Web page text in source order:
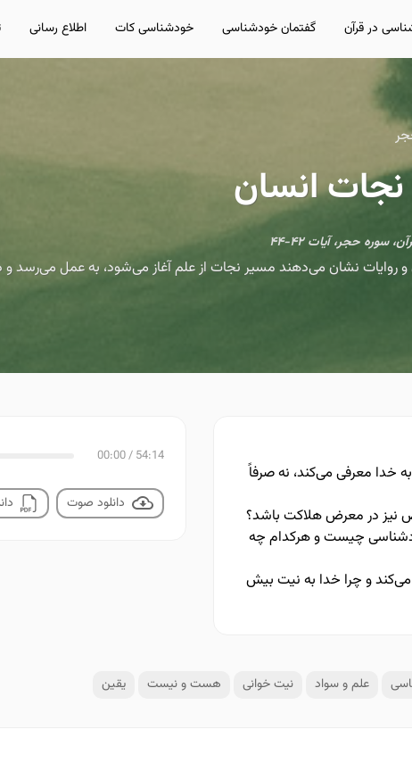
در قرآن گفتمان خودشناسی خودشناسی کات اطلاع رسانی
نجات انسان
روایات نشان می‌دهند مسیر نجات از علم آغاز می‌شود، به عمل
خدا معرفی می‌کند، نه صرفاً
نیز در معرض هلاکت باشد؟
چیست و هرکدام چه
می‌کند و چرا خدا به نیت بیش
54:14
/
00:00
دانلود صوت
علم و سواد نیت خوانی هست و نیست یقین